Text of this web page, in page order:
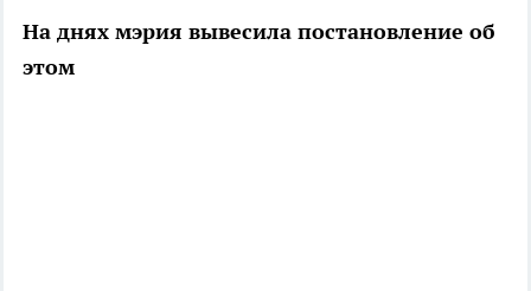
На днях мэрия вывесила постановление об
этом